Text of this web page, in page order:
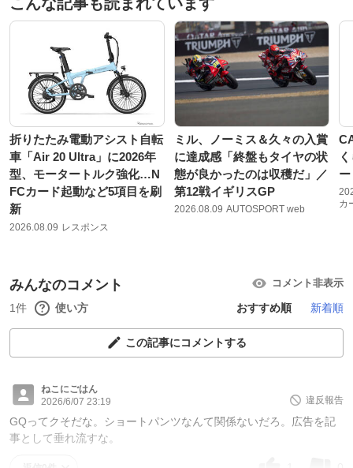
折りたたみ電動アシスト自転
車「Air 20 Ultra」に2026年
型、モータートルク強化…N
FCカード起動など5項目を刷
新
2026.08.09 レスポンス
ミル、ノーミス＆久々の入賞
に達成感「終盤もタイヤの状
態が良かったのは収穫だ」／
第12戦イギリスGP
2026.08.09 AUTOSPORT web
カ
みんなのコメント コメント非表示
1件 使い方 おすすめ順 新着順
この記事にコメントする
ねこにごはん
2026/6/07 23:19
違反報告
GQってクそだな。ショートパンツなんて関係ないだろ。広告を記
事として垂れ流すな。